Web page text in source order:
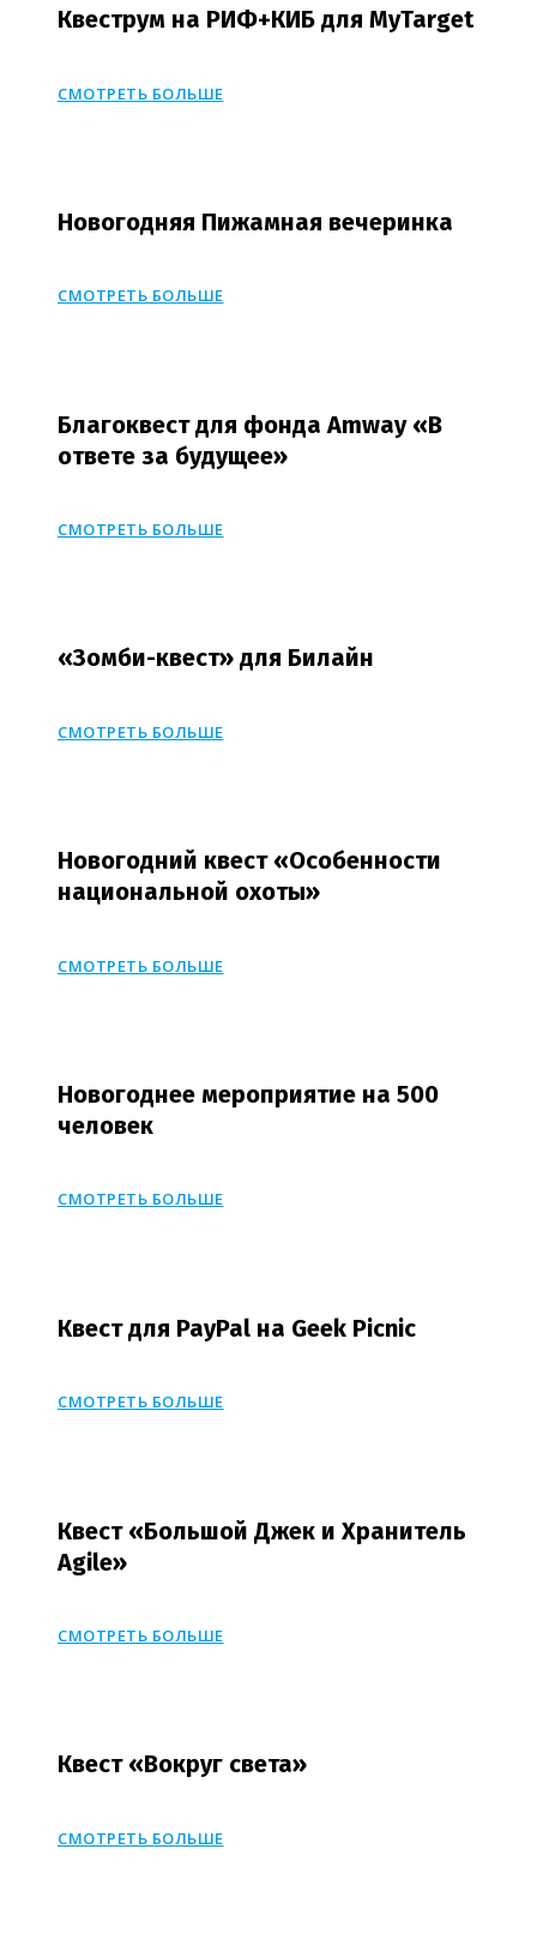
Квеструм на РИФ+КИБ для MyTarget
СМОТРЕТЬ БОЛЬШЕ
Новогодняя Пижамная вечеринка
СМОТРЕТЬ БОЛЬШЕ
Благоквест для фонда Amway «В
ответе за будущее»
СМОТРЕТЬ БОЛЬШЕ
«Зомби-квест» для Билайн
СМОТРЕТЬ БОЛЬШЕ
Новогодний квест «Особенности
национальной охоты»
СМОТРЕТЬ БОЛЬШЕ
Новогоднее мероприятие на 500
человек
СМОТРЕТЬ БОЛЬШЕ
Квест для PayPal на Geek Picnic
СМОТРЕТЬ БОЛЬШЕ
Квест «Большой Джек и Хранитель
Agile»
СМОТРЕТЬ БОЛЬШЕ
Квест «Вокруг света»
СМОТРЕТЬ БОЛЬШЕ